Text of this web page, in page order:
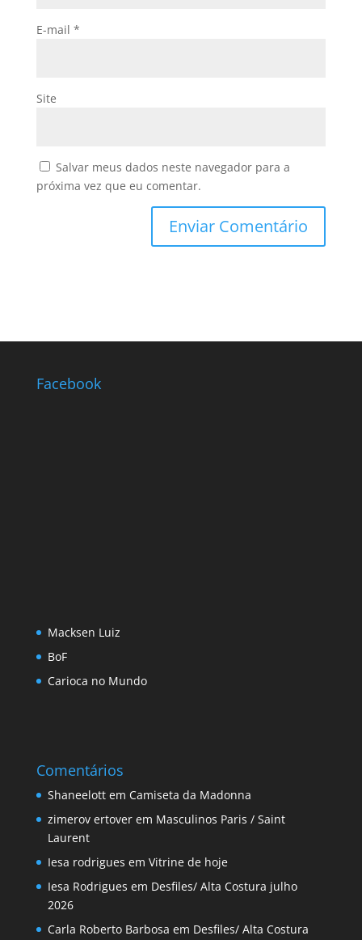
E-mail *
Site
Salvar meus dados neste navegador para a
próxima vez que eu comentar.
Facebook
Macksen Luiz
BoF
Carioca no Mundo
Comentários
Shaneelottem Camiseta da Madonna
zimerov ertoverem Masculinos Paris / Saint
Laurent
Iesa rodrigues em Vitrine de hoje
Iesa Rodrigues em Desfiles/ Alta Costura julho
2026
Carla Roberto Barbosa em Desfiles/ Alta Costura